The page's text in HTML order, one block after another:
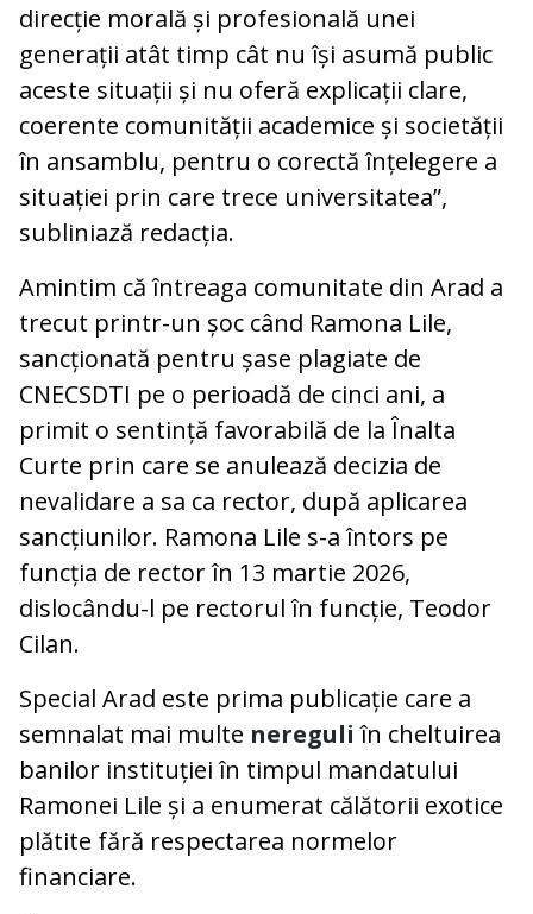
direcție morală și profesională unei
generații atât timp cât nu își asumă public
aceste situații și nu oferă explicații clare,
coerente comunității academice și societății
în ansamblu, pentru o corectă înțelegere a
situației prin care trece universitatea”,
subliniază redacția.
Amintim că întreaga comunitate din Arad a
trecut printr-un șoc când Ramona Lile,
sancționată pentru șase plagiate de
CNECSDTI pe o perioadă de cinci ani, a
primit o sentință favorabilă de la Înalta
Curte prin care se anulează decizia de
nevalidare a sa ca rector, după aplicarea
sancțiunilor. Ramona Lile s-a întors pe
funcția de rector în 13 martie 2026,
dislocându-l pe rectorul în funcție, Teodor
Cilan.
Special Arad este prima publicație care a
semnalat mai multe nereguli în cheltuirea
banilor instituției în timpul mandatului
Ramonei Lile și a enumerat călătorii exotice
plătite fără respectarea normelor
financiare.